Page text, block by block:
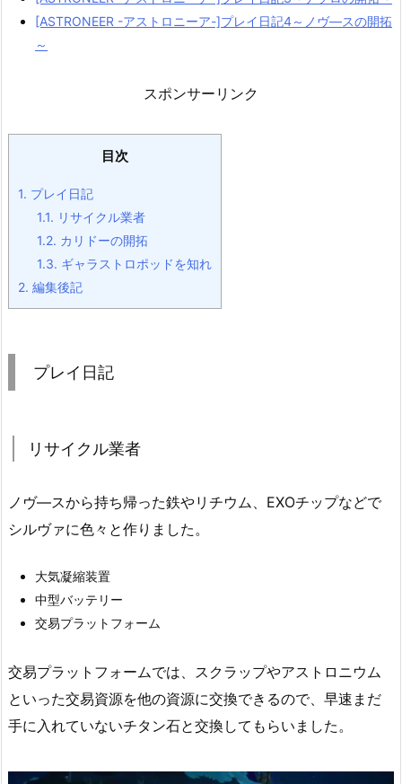
[ASTRONEER -アストロニーア-]プレイ日記4～ノヴ―スの開拓
～
スポンサーリンク
目次
1. プレイ日記
1.1. リサイクル業者
1.2. カリドーの開拓
1.3. ギャラストロポッドを知れ
2. 編集後記
プレイ日記
リサイクル業者
ノヴ―スから持ち帰った鉄やリチウム、EXOチップなどで
シルヴァに色々と作りました。
大気凝縮装置
中型バッテリー
交易プラットフォーム
交易プラットフォームでは、スクラップやアストロニウム
といった交易資源を他の資源に交換できるので、早速まだ
手に入れていないチタン石と交換してもらいました。